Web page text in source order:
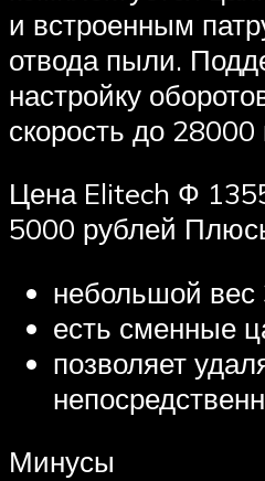
и встроенным
отвода пыли.
настройку
скорость до
Цена Elitech Ф
5000 рублей
небольшой вес
есть сменные
позволяет
Минусы